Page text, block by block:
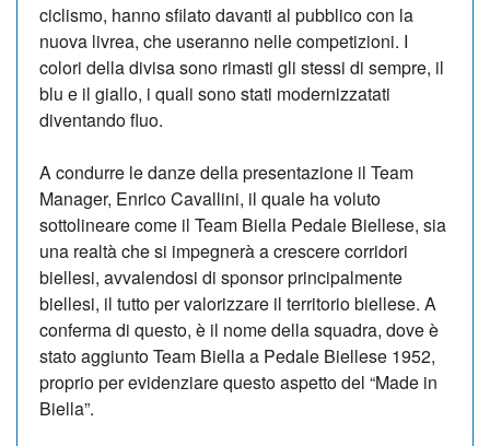
ciclismo, hanno sfilato davanti al pubblico con la
nuova livrea, che useranno nelle competizioni. I
colori della divisa sono rimasti gli stessi di sempre, il
blu e il giallo, i quali sono stati modernizzatati
diventando fluo.
A condurre le danze della presentazione il Team
Manager, Enrico Cavallini, il quale ha voluto
sottolineare come il Team Biella Pedale Biellese, sia
una realtà che si impegnerà a crescere corridori
biellesi, avvalendosi di sponsor principalmente
biellesi, il tutto per valorizzare il territorio biellese. A
conferma di questo, è il nome della squadra, dove è
stato aggiunto Team Biella a Pedale Biellese 1952,
proprio per evidenziare questo aspetto del “Made in
Biella”.